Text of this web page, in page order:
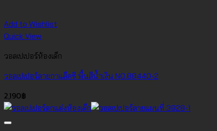
Add to Wishlist
Quick View
วอลเปเปอร์ห้องเด็ก
วอลเปเปอร์ลายกาแล็คซี พื้นสีน้ำเงิน NO.88440-2
2,190฿